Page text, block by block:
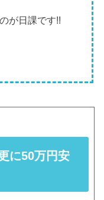
が日課です!!
に50万円安